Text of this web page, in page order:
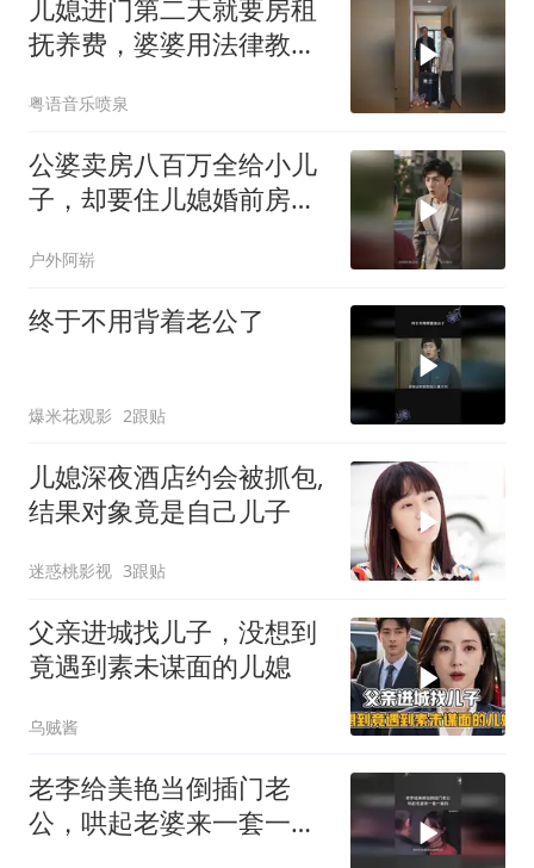
儿媳进门第二天就要房租
抚养费，婆婆用法律教她
粤语音乐喷泉
公婆卖房八百万全给小儿
子，却要住儿媳婚前房，
户外阿崭
终于不用背着老公了
爆米花观影 2跟贴
儿媳深夜酒店约会被抓包,
结果对象竟是自己儿子
迷惑桃影视 3跟贴
父亲进城找儿子，没想到
竟遇到素未谋面的儿媳
乌贼酱
老李给美艳当倒插门老
公，哄起老婆来一套一套